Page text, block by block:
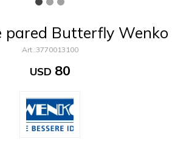
pared Butterfly Wenko
3770013100
USD 80